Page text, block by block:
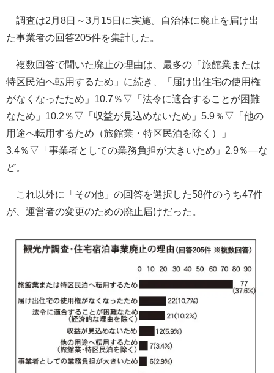
調査は2月8日～3月15日に実施。自治体に廃止を届け出
た事業者の回答205件を集計した。
複数回答で聞いた廃止の理由は、最多の「旅館業または
特区民泊へ転用するため」に続き、「届け出住宅の使用権
がなくなったため」10.7％▽「法令に適合することが困難
なため」10.2％▽「収益が見込めないため」5.9％▽「他の
用途へ転用するため（旅館業・特区民泊を除く）」
3.4％▽「事業者としての業務負担が大きいため」2.9％―な
ど。
これ以外に「その他」の回答を選択した58件のうち47件
が、運営者の変更のための廃止届けだった。